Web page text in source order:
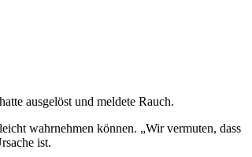
ausgelöst und meldete Rauch.
wahrnehmen können. „Wir vermuten, dass
ist.